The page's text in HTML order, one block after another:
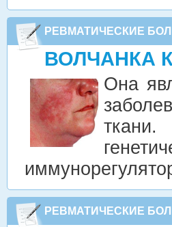
РЕВМАТИЧЕСКИЕ
ВОЛЧАНКА
Она
РЕВМАТИЧЕСКИЕ